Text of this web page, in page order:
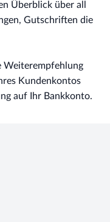
Überblick über all
Gutschriften die
Weiterempfehlung
Kundenkontos
auf Ihr Bankkonto.